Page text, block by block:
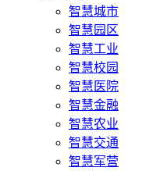
智慧城市
智慧园区
智慧工业
智慧校园
智慧医院
智慧金融
智慧农业
智慧交通
智慧军营